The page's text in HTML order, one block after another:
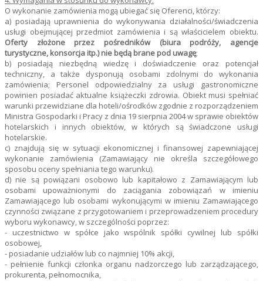
O wykonanie zamówienia mogą ubiegać się Oferenci, którzy:
a) posiadają uprawnienia do wykonywania działalności/świadczenia
usługi obejmującej przedmiot zamówienia i są właścicielem obiektu.
Oferty złożone przez pośredników (biura podróży, agencje
turystyczne, konsorcja itp.) nie będą brane pod uwagę;
b) posiadają niezbędną wiedzę i doświadczenie oraz potencjał
techniczny, a także dysponują osobami zdolnymi do wykonania
zamówienia; Personel odpowiedzialny za usługi gastronomiczne
powinien posiadać aktualne książeczki zdrowia. Obiekt musi spełniać
warunki przewidziane dla hoteli/ośrodków zgodnie z rozporządzeniem
Ministra Gospodarki i Pracy z dnia 19 sierpnia 2004 w sprawie obiektów
hotelarskich i innych obiektów, w których są świadczone usługi
hotelarskie.
c) znajdują się w sytuacji ekonomicznej i finansowej zapewniającej
wykonanie zamówienia (Zamawiający nie określa szczegółowego
sposobu oceny spełniania tego warunku).
d) nie są powiązani osobowo lub kapitałowo z Zamawiającym lub
osobami upoważnionymi do zaciągania zobowiązań w imieniu
Zamawiającego lub osobami wykonującymi w imieniu Zamawiającego
czynności związane z przygotowaniem i przeprowadzeniem procedury
wyboru wykonawcy, w szczególności poprzez:
- uczestnictwo w spółce jako wspólnik spółki cywilnej lub spółki
osobowej,
- posiadanie udziałów lub co najmniej 10% akcji,
- pełnienie funkcji członka organu nadzorczego lub zarządzającego,
prokurenta, pełnomocnika,